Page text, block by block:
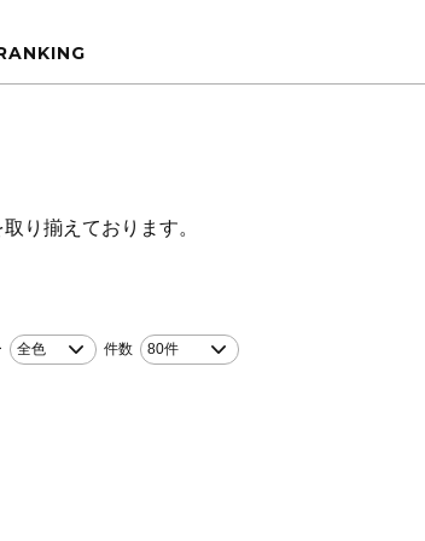
り揃えております。
全色 件数 80件